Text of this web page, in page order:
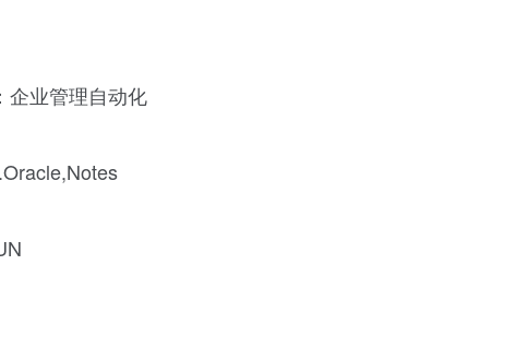
企业管理自动化